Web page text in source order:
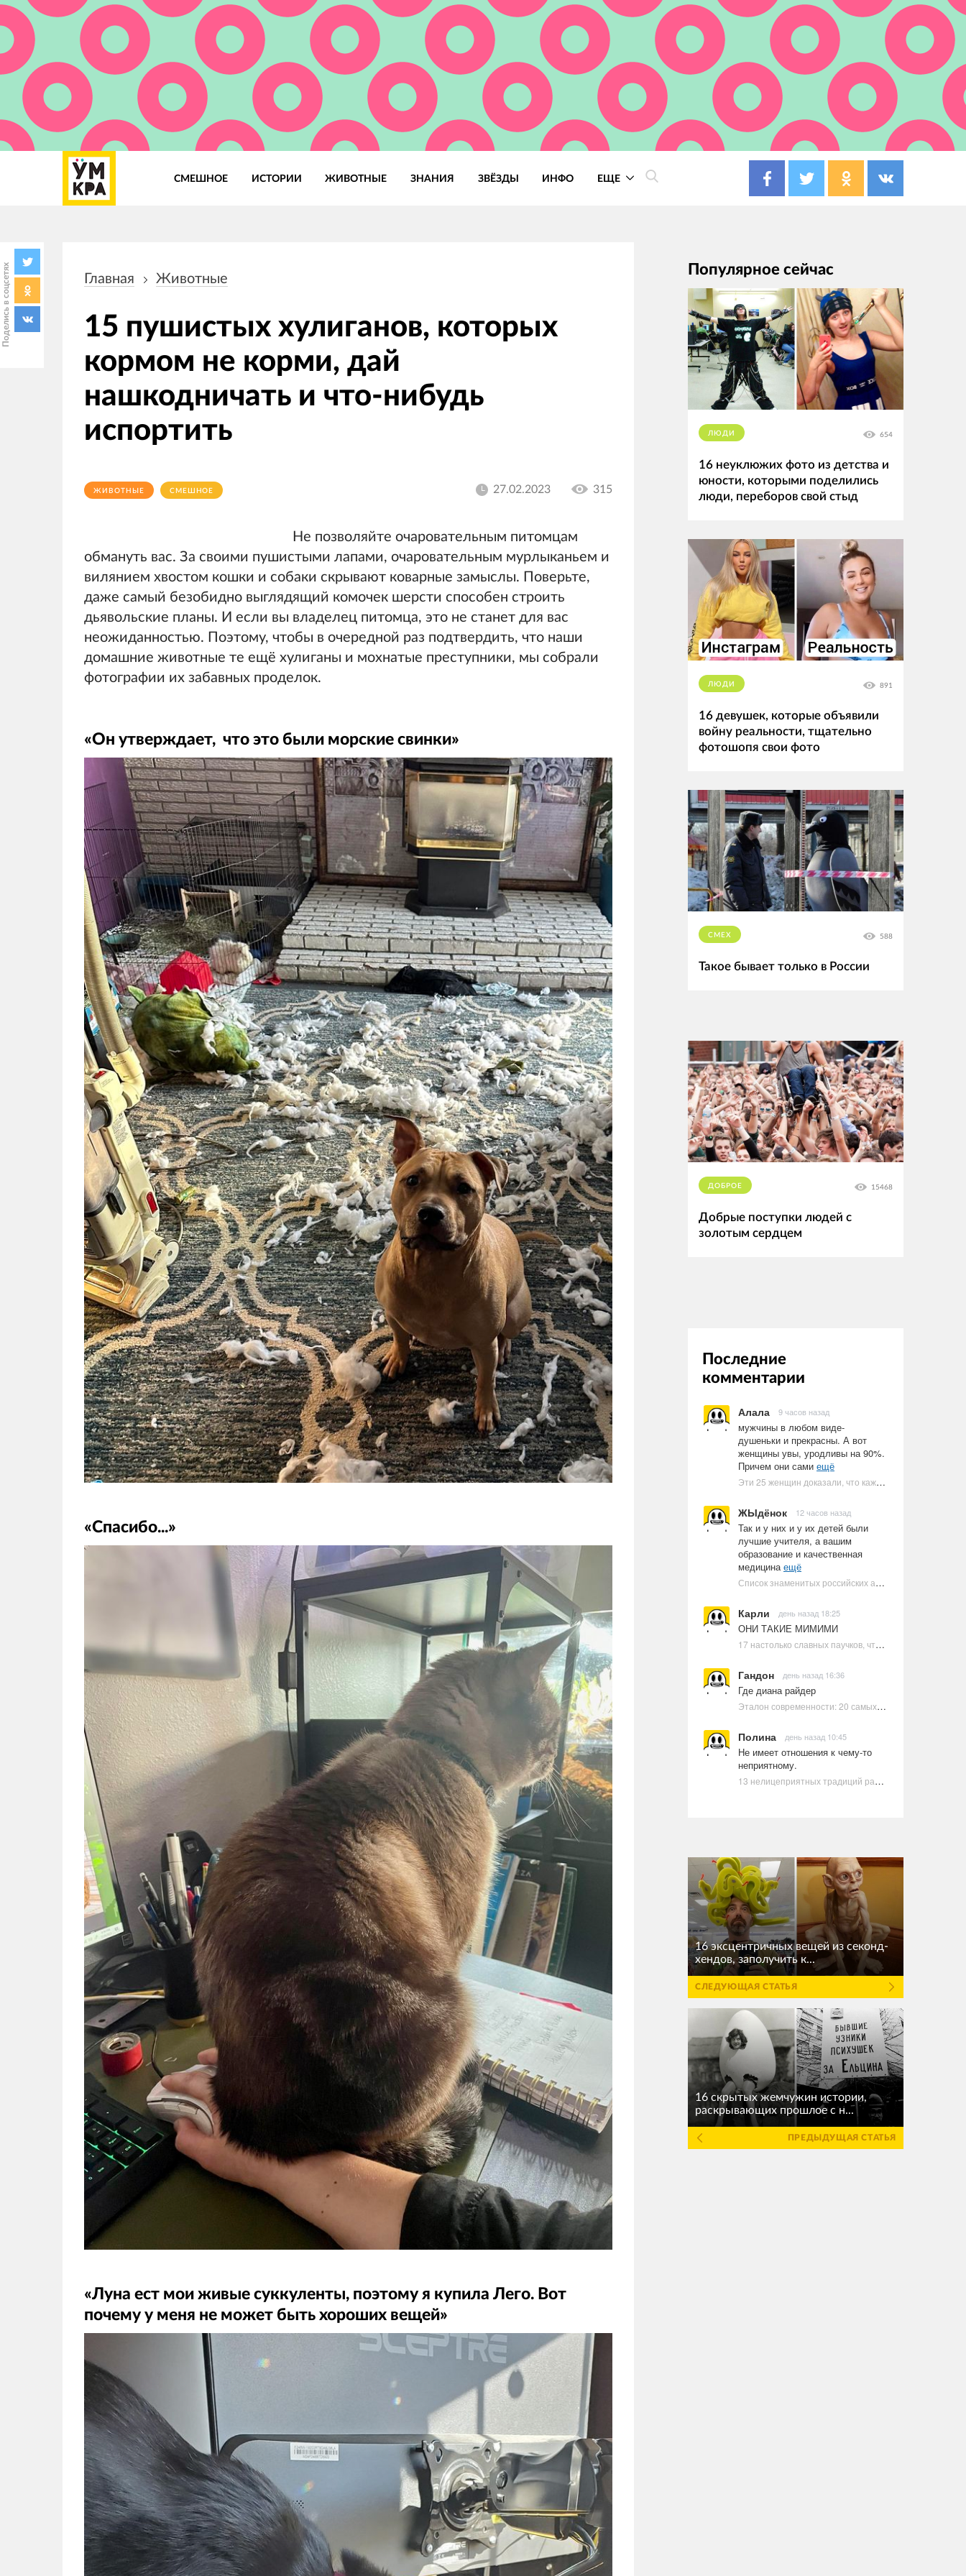
СМЕШНОЕ ИСТОРИИ ЖИВОТНЫЕ ЗНАНИЯ ЗВЁЗДЫ ИНФО ЕЩЕ
Поделись в соцсетях навигации
Главная Животные
15 пушистых хулиганов, которых
кормом не корми, дай
нашкодничать и что-нибудь
испортить
ЖИВОТНЫЕ СМЕШНОЕ 27.02.2023 315
Не позволяйте очаровательным питомцам
обмануть вас. За своими пушистыми лапами, очаровательным мурлыканьем и
вилянием хвостом кошки и собаки скрывают коварные замыслы. Поверьте,
даже самый безобидно выглядящий комочек шерсти способен строить
дьявольские планы. И если вы владелец питомца, это не станет для вас
неожиданностью. Поэтому, чтобы в очередной раз подтвердить, что наши
домашние животные те ещё хулиганы и мохнатые преступники, мы собрали
фотографии их забавных проделок.
«Он утверждает, что это были морские свинки»
«Спасибо...»
«Луна ест мои живые суккуленты, поэтому я купила Лего. Вот
почему у меня не может быть хороших вещей»
Популярное сейчас
ЛЮДИ 654
16 неуклюжих фото из детства и
юности, которыми поделились
люди, переборов свой стыд
ЛЮДИ 891
16 девушек, которые объявили
войну реальности, тщательно
фотошопя свои фото
СМЕХ 588
Такое бывает только в России
ДОБРОЕ 15468
Добрые поступки людей с
золотым сердцем
Последние
комментарии
Алала 9 часов назад
мужчины в любом виде-
душеньки и прекрасны. А вот
женщины увы, уродливы на 90%.
Причем они сами ещё
Эти 25 женщин доказали, что каждое тело имеет право быть в бикини
ЖЫдёнок 12 часов назад
Так и у них и у их детей были
лучшие учителя, а вашим
образование и качественная
медицинаещё
Список знаменитых российских артистов-евреев | Ультрамарин
Карли день назад 18:25
ОНИ ТАКИЕ МИМИМИ
17 настолько славных паучков, что даже у арахнофобов появится желание их погладить
Гандон день назад 16:36
Где диана райдер
Эталон современности: 20 самых красивых и привлекательных актрис Голливуда, по мнению Google | Ультрамарин
Полина день назад 10:45
Не имеет отношения к чему-то
неприятному.
13 нелицеприятных традиций разных стран, которые могут шокировать неподготовленного человека
16 эксцентричных вещей из секонд-
хендов, заполучить к...
СЛЕДУЮЩАЯ СТАТЬЯ
16 скрытых жемчужин истории,
раскрывающих прошлое с н...
ПРЕДЫДУЩАЯ СТАТЬЯ